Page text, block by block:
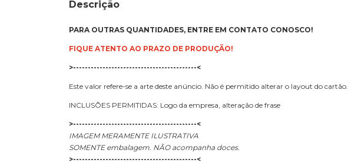
Descrição
PARA OUTRAS QUANTIDADES, ENTRE EM CONTATO CONOSCO!
FIQUE ATENTO AO PRAZO DE PRODUÇÃO!
>------------------------------------------<
Este valor refere-se a arte deste anúncio. Não é permitido alterar o layout do cartão.
INCLUSÕES PERMITIDAS: Logo da empresa, alteração de frase
>------------------------------------------<
IMAGEM MERAMENTE ILUSTRATIVA
SOMENTE embalagem. NÃO acompanha doces.
>------------------------------------------<